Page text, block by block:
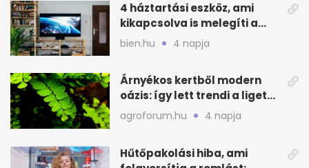
4 háztartási eszköz, ami
kikapcsolva is melegíti a
lakást
bien.hu 4 napja
Árnyékos kertből modern
oázis: így lett trendi a ligetes
zöld
agroforum.hu 4 napja
Hűtőpakolási hiba, ami